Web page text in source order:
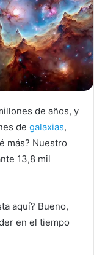
de años, y
de galaxias,
más? Nuestro
13,8 mil
aquí? Bueno,
en el tiempo